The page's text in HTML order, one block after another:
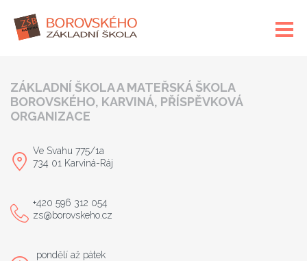
ZÁKLADNÍ ŠKOLA A MATEŘSKÁ ŠKOLA
BOROVSKÉHO, KARVINÁ, PŘÍSPĚVKOVÁ
ORGANIZACE
Ve Svahu 775/1a
734 01 Karviná-Ráj
+420 596 312 054
zs@borovskeho.cz
pondělí až pátek